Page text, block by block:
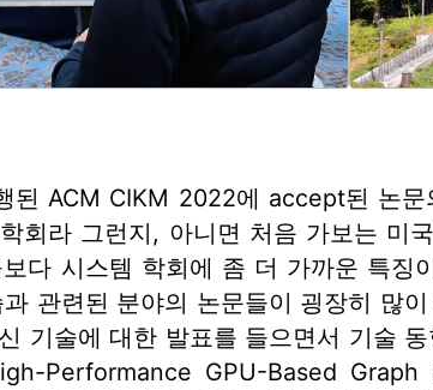
된 ACM CIKM 2022에 accept된 논
회라 그런지, 아니면 처음 가보는 미
다 시스템 학회에 좀 더 가까운 특징
관련된 분야의 논문들이 굉장히 많
기술에 대한 발표를 들으면서 기술
Performance GPU-Based